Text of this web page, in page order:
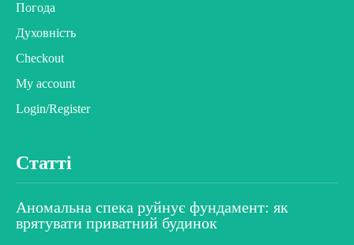
Погода
Духовність
Checkout
My account
Login/Register
Статті
Аномальна спека руйнує фундамент: як
врятувати приватний будинок